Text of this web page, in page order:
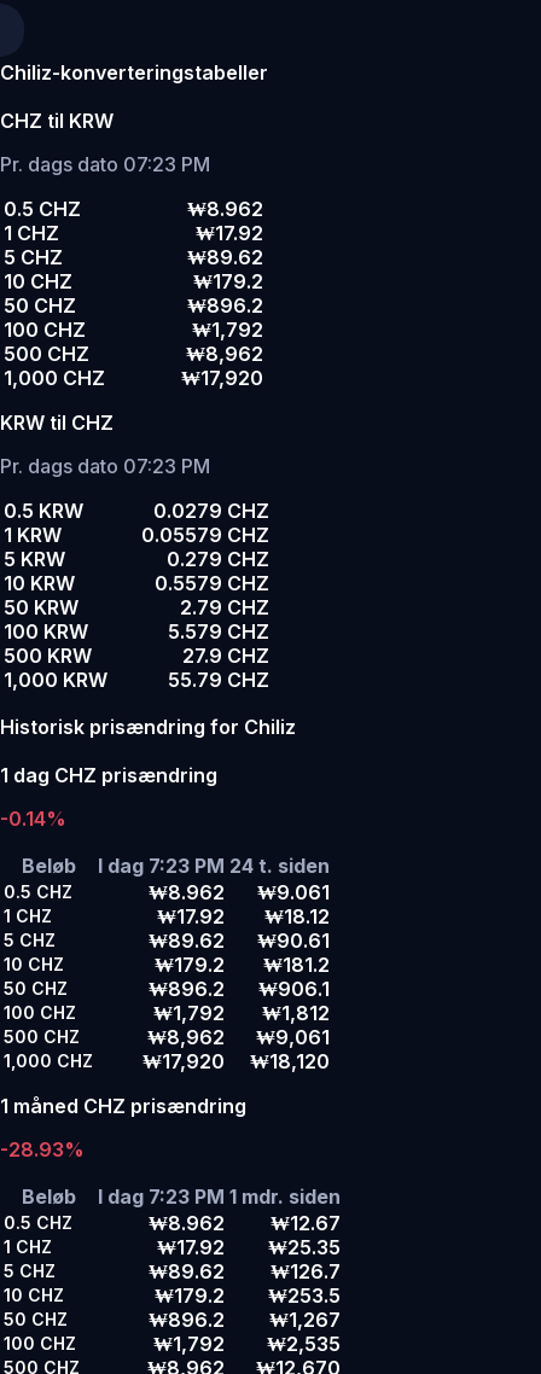
Chiliz-konverteringstabeller
CHZ til KRW
Pr. dags dato 07:23 PM
0.5 CHZ
₩8.962
1 CHZ
₩17.92
5 CHZ
₩89.62
10 CHZ
₩179.2
50 CHZ
₩896.2
100 CHZ
₩1,792
500 CHZ
₩8,962
1,000 CHZ
₩17,920
KRW til CHZ
Pr. dags dato 07:23 PM
0.5 KRW
0.0279 CHZ
1 KRW
0.05579 CHZ
5 KRW
0.279 CHZ
10 KRW
0.5579 CHZ
50 KRW
2.79 CHZ
100 KRW
5.579 CHZ
500 KRW
27.9 CHZ
1,000 KRW
55.79 CHZ
Historisk prisændring for Chiliz
1 dag CHZ prisændring
-0.14%
Beløb
I dag 7:23 PM 24 t. siden
0.5 CHZ ₩8.962 ₩9.061
1 CHZ ₩17.92 ₩18.12
5 CHZ ₩89.62 ₩90.61
10 CHZ ₩179.2 ₩181.2
50 CHZ ₩896.2 ₩906.1
100 CHZ ₩1,792 ₩1,812
500 CHZ ₩8,962 ₩9,061
1,000 CHZ ₩17,920
₩18,120
1 måned CHZ prisændring
-28.93%
Beløb
I dag 7:23 PM 1 mdr. siden
0.5 CHZ ₩8.962 ₩12.67
1 CHZ ₩17.92 ₩25.35
5 CHZ ₩89.62 ₩126.7
10 CHZ ₩179.2 ₩253.5
50 CHZ ₩896.2 ₩1,267
100 CHZ ₩1,792 ₩2,535
500 CHZ ₩8,962 ₩12,670